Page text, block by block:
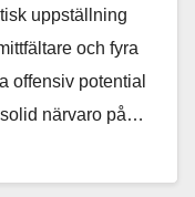
uppställning
och fyra
offensiv potential
närvaro på…